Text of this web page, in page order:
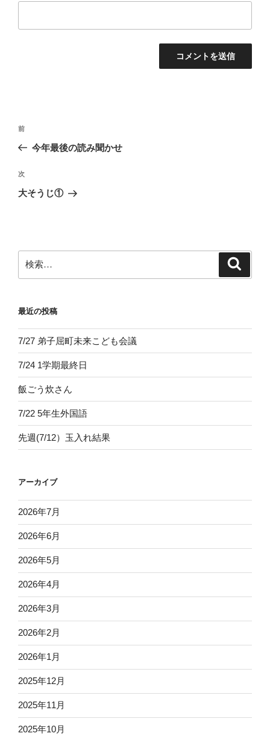
投
ビ
ゲ
ン
前
の
稿
前
今年最後の読み聞かせ
次
の
次
大そうじ①
索:
最近の投稿
7/27 弟子屈町未来こども会議
7/24 1学期最終日
飯ごう炊さん
7/22 5年生外国語
先週(7/12）玉入れ結果
アーカイブ
2026年7月
2026年6月
2026年5月
2026年4月
2026年3月
2026年2月
2026年1月
2025年12月
2025年11月
2025年10月